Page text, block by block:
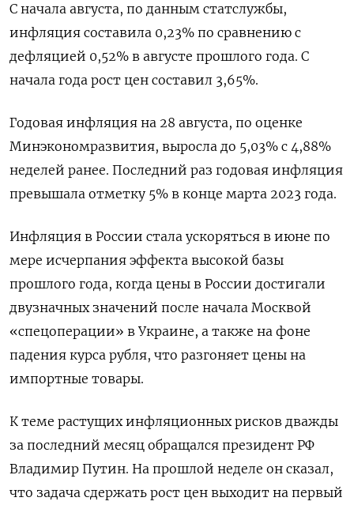
С начала августа, по данным статслужбы,
инфляция составила 0,23% по сравнению с
дефляцией 0,52% в августе прошлого года. С
начала года рост цен составил 3,65%.
Годовая инфляция на 28 августа, по оценке
Минэкономразвития, выросла до 5,03% с 4,88%
неделей ранее. Последний раз годовая инфляция
превышала отметку 5% в конце марта 2023 года.
Инфляция в России стала ускоряться в июне по
мере исчерпания эффекта высокой базы
прошлого года, когда цены в России достигали
двузначных значений после начала Москвой
«спецоперации» в Украине, а также на фоне
падения курса рубля, что разгоняет цены на
импортные товары.
К теме растущих инфляционных рисков дважды
за последний месяц обращался президент РФ
Владимир Путин. На прошлой неделе он сказал,
что задача сдержать рост цен выходит на первый